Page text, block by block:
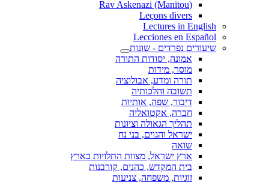
(Rav Askenazi (Manitou
Leçons divers
Lectures in English
Lecciones en Español
שיעורים נפרדים - שונות
אמונה, יסודות התורה
מוסר, מידות
תורה ומדע, אבולוציה
תשובה והלכותיה
דיבור, שפה, אותיות
חברה, אקטואליה
תהליך הגאולה וציונות
ישראל והגוים, בני נח
שואה
ארץ ישראל, מצוות התלויות בארץ
בית המקדש, כהנים, קורבנות
זוגיות, משפחה, צניעות